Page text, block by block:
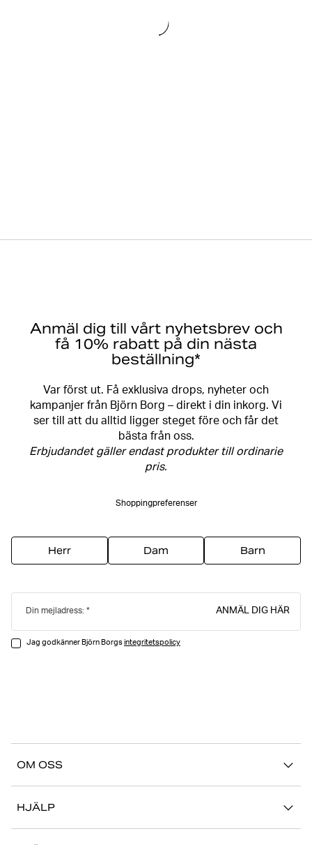
Anmäl dig till vårt nyhetsbrev och
få 10% rabatt på din nästa
beställning*
Var först ut. Få exklusiva drops, nyheter och
kampanjer från Björn Borg – direkt i din inkorg. Vi
ser till att du alltid ligger steget före och får det
bästa från oss.
Erbjudandet gäller endast produkter till ordinarie
pris.
Shoppingpreferenser
Herr Dam Barn
Din mejladress: ANMÄL DIG HÄR
Jag godkänner Björn Borgsintegritetspolicy
OM OSS
HJÄLP